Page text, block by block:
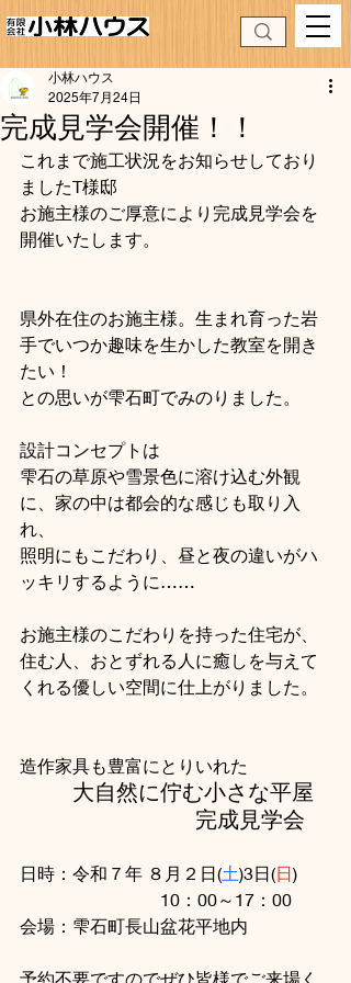
完成見学会開催！！
小林ハウス
2025年7月24日
これまで施工状況をお知らせしており
ましたT様邸
お施主様のご厚意により完成見学会を
開催いたします。
県外在住のお施主様。生まれ育った岩
手でいつか趣味を生かした教室を開き
たい！
との思いが雫石町でみのりました。
設計コンセプトは
雫石の草原や雪景色に溶け込む外観
に、家の中は都会的な感じも取り入
れ、
照明にもこだわり、昼と夜の違いがハ
ッキリするように……
お施主様のこだわりを持った住宅が、
住む人、おとずれる人に癒しを与えて
くれる優しい空間に仕上がりました。
造作家具も豊富にとりいれた
大自然に佇む小さな平屋
完成見学会
日時：令和７年 ８月２日(土)3日(日)
10：00～17：00
会場：雫石町長山盆花平地内
予約不要ですのでぜひ皆様でご来場く